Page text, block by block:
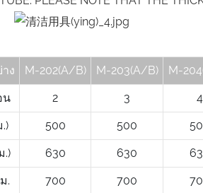
ง M-202(A/B) M-203(A/B) M-
น 2 3 4
500 500
.) 630 630
. 700 700